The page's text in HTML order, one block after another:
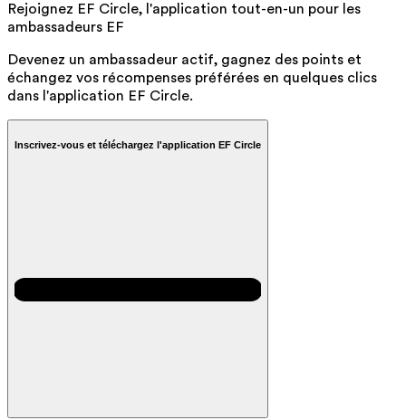
Rejoignez EF Circle, l'application tout-en-un pour les
ambassadeurs EF
Devenez un ambassadeur actif, gagnez des points et
échangez vos récompenses préférées en quelques clics
dans l'application EF Circle.
Inscrivez-vous et téléchargez l'application EF Circle